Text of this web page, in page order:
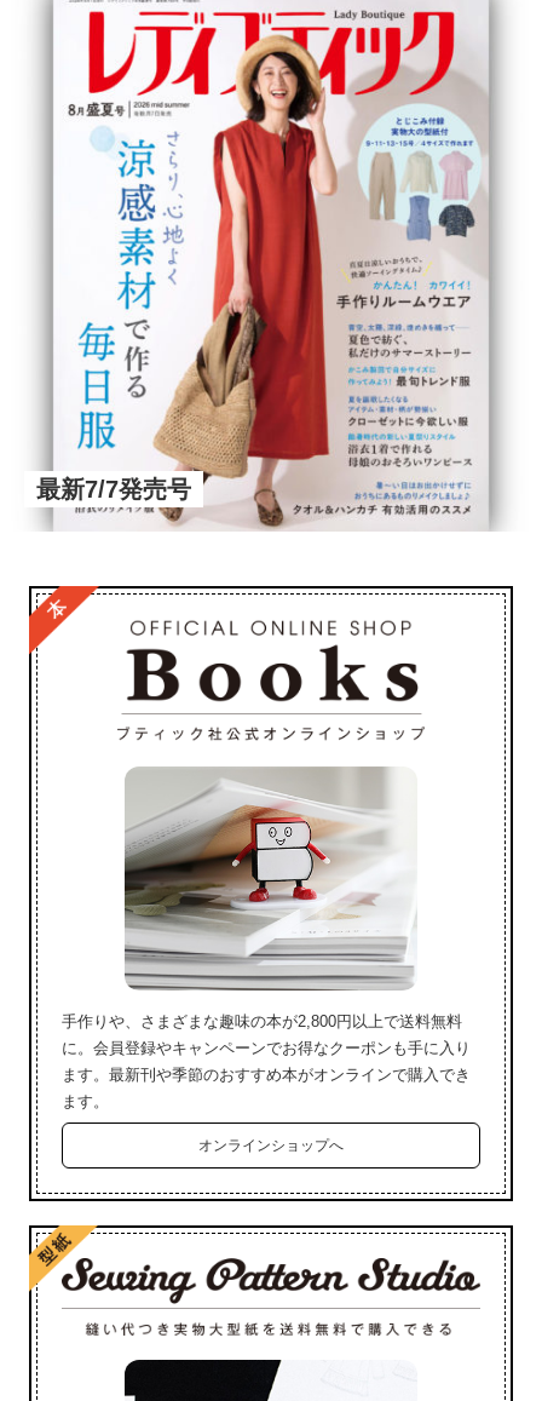
最新7/7発売号
手作りや、さまざまな趣味の本が2,800円以上で送料無料
に。会員登録やキャンペーンでお得なクーポンも手に入り
ます。最新刊や季節のおすすめ本がオンラインで購入でき
ます。
オンラインショップへ